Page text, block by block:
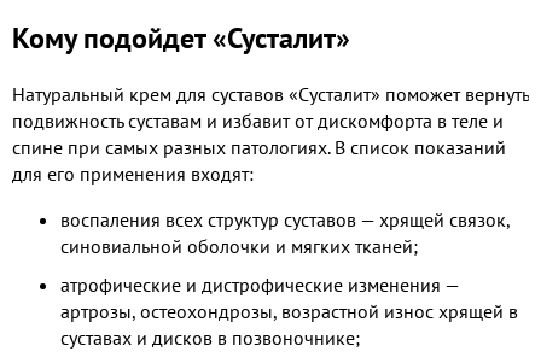
Кому подойдет «Сусталит»
Натуральный крем для суставов «Сусталит» поможет вернуть
подвижность суставам и избавит от дискомфорта в теле и
спине при самых разных патологиях. В список показаний
для его применения входят:
воспаления всех структур суставов — хрящей связок,
синовиальной оболочки и мягких тканей;
атрофические и дистрофические изменения —
артрозы, остеохондрозы, возрастной износ хрящей в
суставах и дисков в позвоночнике;